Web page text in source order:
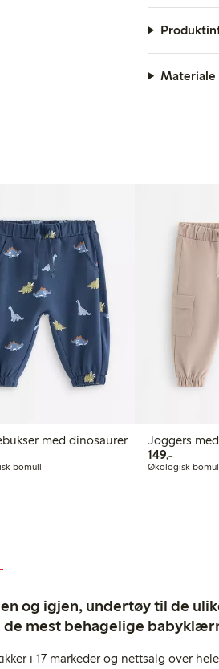
Materiale
med dinosaurer
kr
bomull
Joggers
149,-149,00 kr
Økologisk
og igjen, undertøy til de
mest behagelige
i 17 markeder og nettsalg over